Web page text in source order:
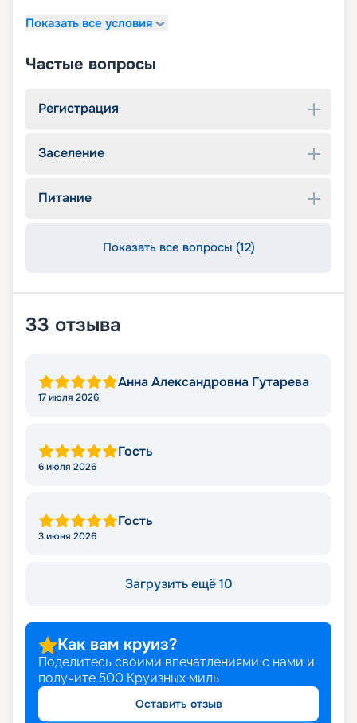
Показать все условия
Частые вопросы
Регистрация
Заселение
Питание
Показать все вопросы (12)
33 отзыва
Анна Александровна Гутарева
17 июля 2026
Гость
6 июля 2026
Гость
3 июня 2026
Загрузить ещё 10
Как вам круиз?
Поделитесь своими впечатлениями с нами и
получите 500 Круизных миль
Оставить отзыв